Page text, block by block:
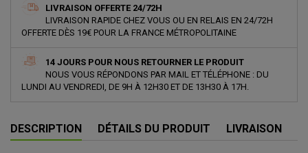
LIVRAISON OFFERTE 24/72H
LIVRAISON RAPIDE CHEZ VOUS OU EN RELAIS EN 24/72H
OFFERTE DÈS 19€ POUR LA FRANCE MÉTROPOLITAINE
14 JOURS POUR NOUS RETOURNER LE PRODUIT
NOUS VOUS RÉPONDONS PAR MAIL ET TÉLÉPHONE : DU
LUNDI AU VENDREDI, DE 9H À 12H30 ET DE 13H30 À 17H.
DESCRIPTION DÉTAILS DU PRODUIT LIVRAISON